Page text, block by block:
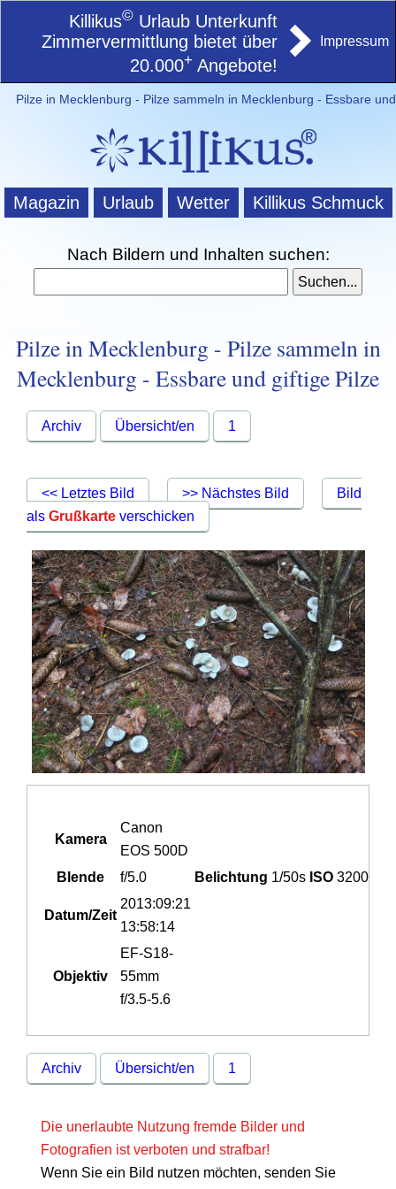
Killikus© Urlaub Unterkunft
Zimmervermittlung bietet über
20.000+ Angebote!
Impressum
Pilze in Mecklenburg - Pilze sammeln in Mecklenburg - Essbare
Magazin Urlaub Wetter Killikus Schmuck
Nach Bildern und Inhalten suchen:
Pilze in Mecklenburg - Pilze sammeln in
Mecklenburg - Essbare und giftige Pilze
Archiv Übersicht/en 1
<< Letztes Bild >> Nächstes Bild
Bild
alsGrußkarte verschicken
Kamera
Canon
EOS 500D
Blende
f/5.0 Belichtung 1/50s ISO 3200
Datum/Zeit
2013:09:21
13:58:14
Objektiv
EF-S18-
55mm
f/3.5-5.6
Archiv Übersicht/en 1
Die unerlaubte Nutzung fremde Bilder und
Fotografien ist verboten und strafbar!
Wenn Sie ein Bild nutzen möchten, senden Sie